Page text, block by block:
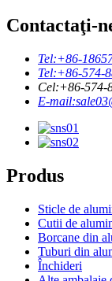
Contactaţi-
Tel:+86-
Tel:+86-574-
Cel:+86-574-
E-mail:
Produs
Sticle de
Cutii de
Borcane din
Tuburi din
Închideri